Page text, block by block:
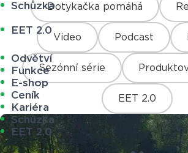
Schůzka
EET 2.0
Odvětví
Funkce
E-shop
Ceník
Kariéra
Schůzka
EET 2.0
Dotykačka pomáhá
Video Podcast
Sezónní série
EET 2.0